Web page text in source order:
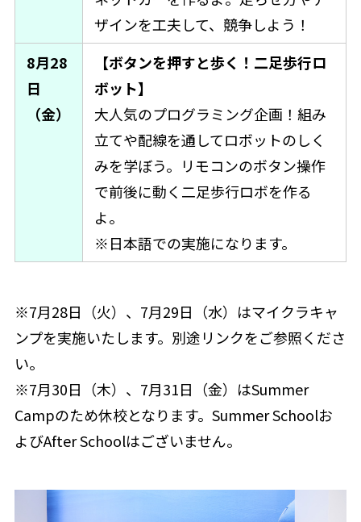
ザインを工夫して、競争しよう！
8月28
日
（金）
【ボタンを押すと歩く！二足歩行ロ
ボット】
大人気のプログラミング企画！組み
立てや配線を通してロボットのしく
みを学ぼう。リモコンのボタン操作
で前後に動く二足歩行ロボを作る
よ。
※日本語での実施になります。
※7月28日（火）、7月29日（水）はマイクラキャ
ンプを実施いたします。別途リンクをご参照くださ
い。
※7月30日（木）、7月31日（金）はSummer
Campのため休校となります。Summer Schoolお
よびAfter Schoolはございません。